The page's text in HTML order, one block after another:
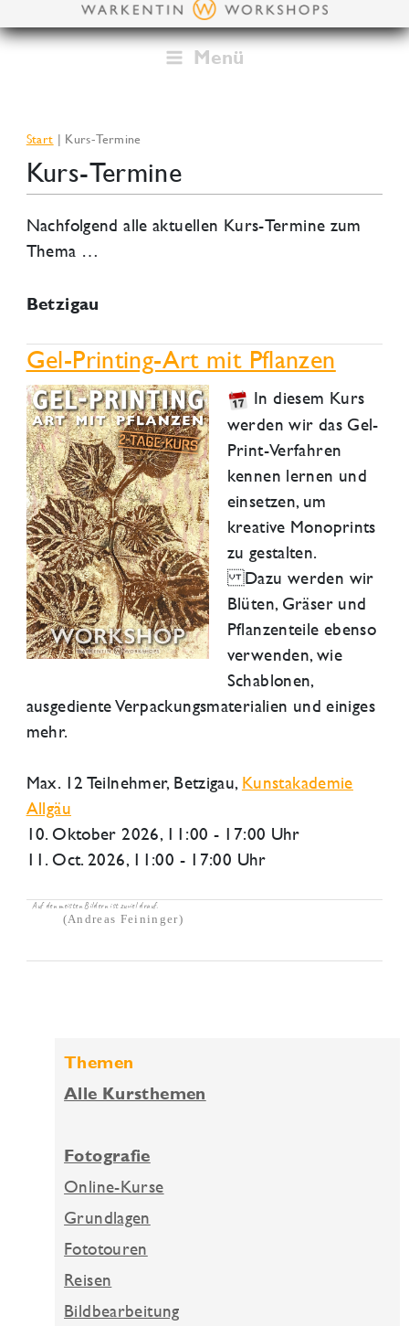
Inhalt
Menü
Start Kurs-Termine
Kurs-Termine
Nachfolgend alle aktuellen Kurs-Termine zum
Thema …
Betzigau
Gel-Printing-Art mit Pflanzen
In diesem Kurs
werden wir das Gel-
Print-Verfahren
kennen lernen und
einsetzen, um
kreative Monoprints
zu gestalten.
Dazu werden wir
Blüten, Gräser und
Pflanzenteile ebenso
verwenden, wie
Schablonen,
ausgediente Verpackungsmaterialien und einiges
mehr.
Max. 12 Teilnehmer, Betzigau, Kunstakademie
Allgäu
10. Oktober 2026, 11:00 - 17:00 Uhr
11. Oct. 2026, 11:00 - 17:00 Uhr
Auf den meisten Bildern ist zuviel drauf.
(Andreas Feininger)
Themen
Alle Kursthemen
Fotografie
Online-Kurse
Grundlagen
Fototouren
Reisen
Bildbearbeitung